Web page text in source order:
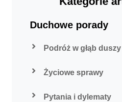
Duchowe porady
Podróż w głąb duszy
Życiowe sprawy
Pytania i dylematy